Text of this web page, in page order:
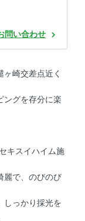
問い合わせ
崎交差点近く
ングを存分に楽
キスイハイム施
麗で、のびのび
しっかり採光を